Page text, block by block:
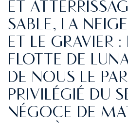
ET
SABLE, LA
ET LE GRAVIER :
FLOTTE DE
DE NOUS LE
PRIVILÉGIÉ DU
NÉGOCE DE